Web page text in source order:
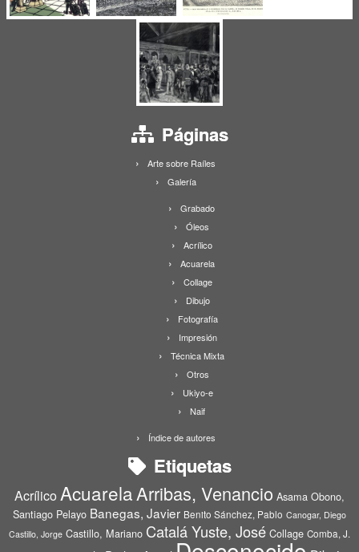
Páginas
Arte sobre Raíles
Galería
Grabado
Óleos
Acrílico
Acuarela
Collage
Dibujo
Fotografía
Impresión
Técnica Mixta
Otros
Ukiyo-e
Naif
Índice de autores
Etiquetas
Acrílico AcuarelaArribas, Venancio Asama Obono,
Santiago Pelayo Banegas, Javier Benito Sánchez, Pablo Canogar, Diego
Castillo, Jorge Castillo, Mariano Catalá Yuste, José Collage Comba, J.